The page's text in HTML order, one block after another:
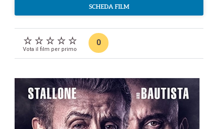
SCHEDA FILM
Vota il film per primo
0